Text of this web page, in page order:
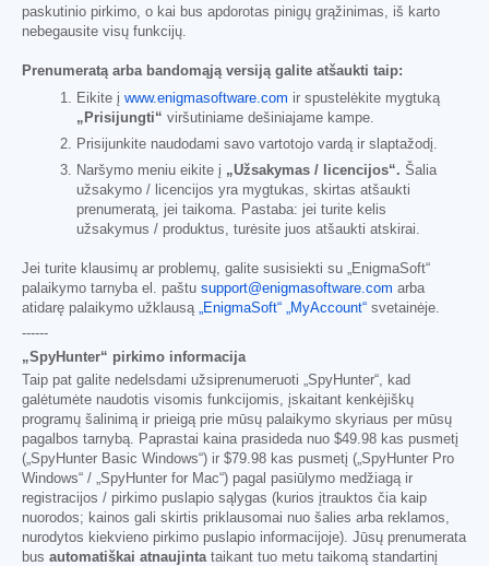
paskutinio pirkimo, o kai bus apdorotas pinigų grąžinimas, iš karto
nebegausite visų funkcijų.
Prenumeratą arba bandomąją versiją galite atšaukti taip:
Eikite į www.enigmasoftware.com ir spustelėkite mygtuką
„Prisijungti“ viršutiniame dešiniajame kampe.
Prisijunkite naudodami savo vartotojo vardą ir slaptažodį.
Naršymo meniu eikite į „Užsakymas / licencijos“. Šalia
užsakymo / licencijos yra mygtukas, skirtas atšaukti
prenumeratą, jei taikoma. Pastaba: jei turite kelis
užsakymus / produktus, turėsite juos atšaukti atskirai.
Jei turite klausimų ar problemų, galite susisiekti su „EnigmaSoft“
palaikymo tarnyba el. paštu support@enigmasoftware.com arba
atidarę palaikymo užklausą „EnigmaSoft“ „MyAccount“ svetainėje.
------
„SpyHunter“ pirkimo informacija
Taip pat galite nedelsdami užsiprenumeruoti „SpyHunter“, kad
galėtumėte naudotis visomis funkcijomis, įskaitant kenkėjiškų
programų šalinimą ir prieigą prie mūsų palaikymo skyriaus per mūsų
pagalbos tarnybą. Paprastai kaina prasideda nuo $49.98 kas pusmetį
(„SpyHunter Basic Windows“) ir $79.98 kas pusmetį („SpyHunter Pro
Windows“ / „SpyHunter for Mac“) pagal pasiūlymo medžiagą ir
registracijos / pirkimo puslapio sąlygas (kurios įtrauktos čia kaip
nuorodos; kainos gali skirtis priklausomai nuo šalies arba reklamos,
nurodytos kiekvieno pirkimo puslapio informacijoje). Jūsų prenumerata
bus automatiškai atnaujintataikant tuo metu taikomą standartinį